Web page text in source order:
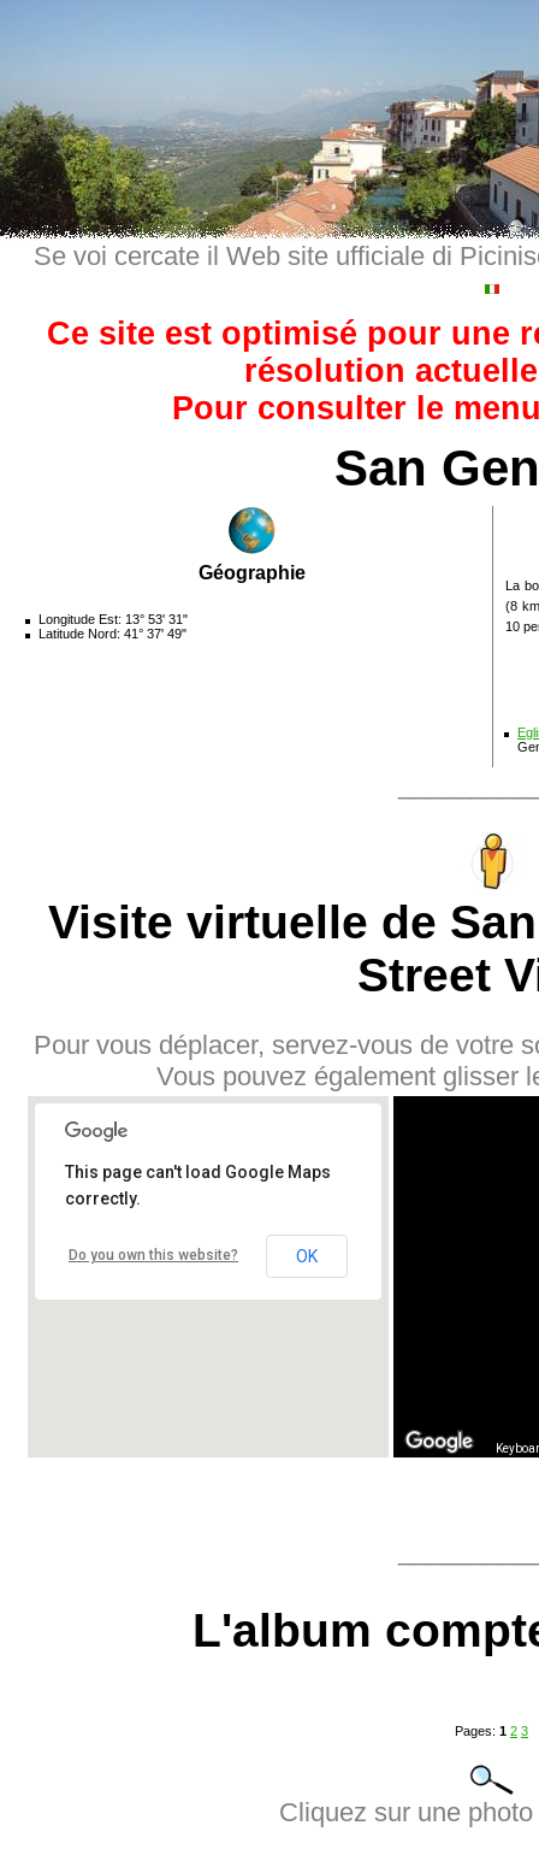
Se voi cercate il Web site ufficiale di
Ce site est optimisé pour une
résolution
Pour consulter le
San
Géographie
Longitude Est: 13° 53' 31"
Latitude Nord: 41° 37' 49"
La
(8
10
Visite virtuelle de
Street
Pour vous déplacer, servez-vous de votre
Vous pouvez également glisser
This page can't load Google Maps
correctly.
Do you own this website? OK
L'album
Pages: 1 2 3
Cliquez sur une